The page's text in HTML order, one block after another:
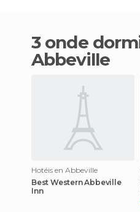
3 onde dormir em
Abbeville
Hotéis en Abbeville
Best Western Abbeville
Inn